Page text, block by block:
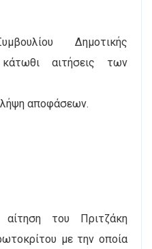
Δημοτικής
αιτήσεις των
αποφάσεων.
αίτηση του Πριτζάκη
με την οποία